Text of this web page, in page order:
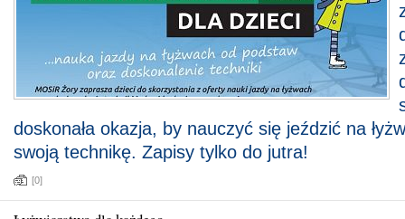
doskonała okazja, by nauczyć się jeździć na
swoją technikę. Zapisy tylko do jutra!
[0]